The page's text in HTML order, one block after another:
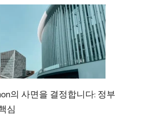
의 사면을 결정합니다: 정부
심